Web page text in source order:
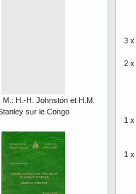
M.: H.-H. Johnston et H.M.
sur le Congo
3 x
2 x
1 x
1 x